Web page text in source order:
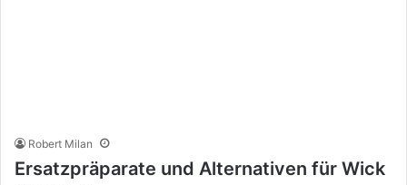
Robert Milan
Ersatzpräparate und Alternativen für Wick